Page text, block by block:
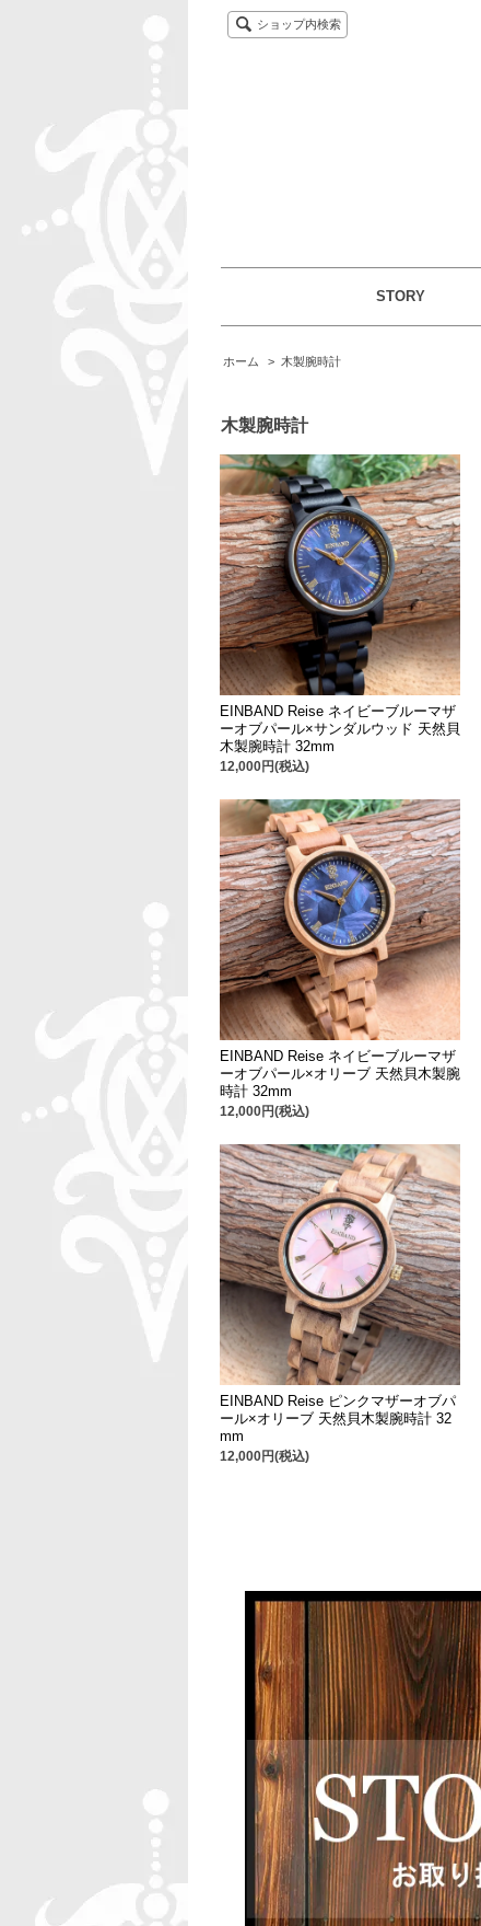
ショップ内検索
STORY
ホーム > 木製腕時計
木製腕時計
EINBAND Reise ネイビーブルーマザ
ーオブパール×サンダルウッド 天然貝
木製腕時計 32mm
12,000円(税込)
EINBAND Reise ネイビーブルーマザ
ーオブパール×オリーブ 天然貝木製腕
時計 32mm
12,000円(税込)
EINBAND Reise ピンクマザーオブパ
ール×オリーブ 天然貝木製腕時計 32
mm
12,000円(税込)